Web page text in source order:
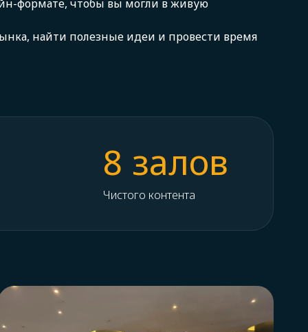
формате, чтобы вы могли в живую
найти полезные идеи и провести время
8 залов
Чистого контента